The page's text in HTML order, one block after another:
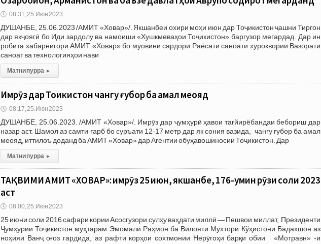
🕔 08:31, 25.Июн 2023
ДУШАНБЕ, 25.06.2023 /АМИТ «Ховар»/. Якшанбеи охири моҳи июн дар Тоҷикистон ҷашни Тиргон
дар якҷоягӣ бо Иди зардолу ва намоиши «Хушкмеваҳои Тоҷикистон» баргузор мегардад. Дар ин
робита хабарнигори АМИТ «Ховар» бо муовини сардори Раёсати саноати хӯроквории Вазорати
саноат ва технологияҳои нави
Матни пурра ▸
Имрӯз дар Тоҷикистон чангу ғубор ба амал меояд
🕔 08:17, 25.Июн 2023
ДУШАНБЕ, 25.06.2023. /АМИТ «Ховар»/. Имрӯз дар ҷумҳурӣ ҳавои тағйирёбандаи бебориш дар
назар аст. Шамол аз самти ғарб бо суръати 12-17 метр дар як сония вазида, чангу ғубор ба амал
меояд, иттилоъ доданд ба АМИТ «Ховар» дар Агентии обуҳавошиносии Тоҷикистон. Дар
Матни пурра ▸
ТАҚВИМИ АМИТ «ХОВАР»: имрӯз 25 июн, якшанбе, 176-умин рӯзи соли 2023
аст
🕔 08:00, 25.Июн 2023
25 июни соли 2016 сафари кории Асосгузори сулҳу ваҳдати миллӣ — Пешвои миллат, Президенти
Ҷумҳурии Тоҷикистон муҳтарам Эмомалӣ Раҳмон ба Вилояти Мухтори Кўҳистони Бадахшон аз
ноҳияи Ванҷ оғоз гардида, аз рафти корҳои сохтмонии Нерӯгоҳи барқи обии «Мотравн» -и